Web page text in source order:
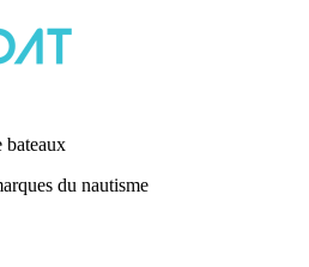
bateaux
du nautisme